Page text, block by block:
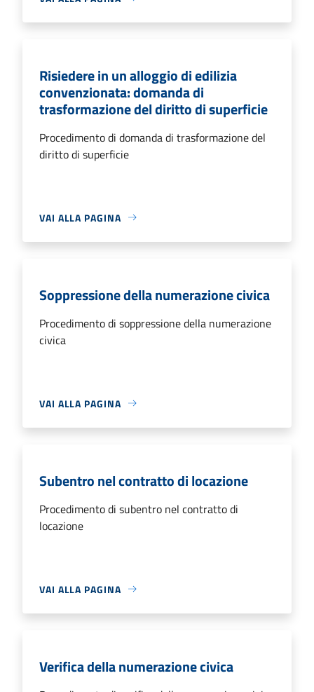
Risiedere in un alloggio di edilizia
convenzionata: domanda di
trasformazione del diritto di superficie
Procedimento di domanda di trasformazione del
diritto di superficie
VAI ALLA PAGINA
Soppressione della numerazione civica
Procedimento di soppressione della numerazione
civica
VAI ALLA PAGINA
Subentro nel contratto di locazione
Procedimento di subentro nel contratto di
locazione
VAI ALLA PAGINA
Verifica della numerazione civica